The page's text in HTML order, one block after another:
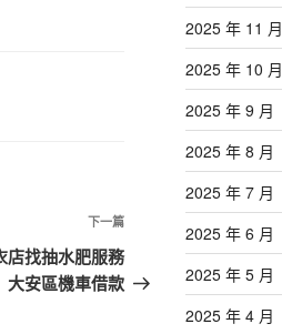
下
一
篇
下一篇
店找抽水肥服務
大安區機車借款
2025 年 11 月
2025 年 10 月
2025 年 9 月
2025 年 8 月
2025 年 7 月
2025 年 6 月
2025 年 5 月
2025 年 4 月